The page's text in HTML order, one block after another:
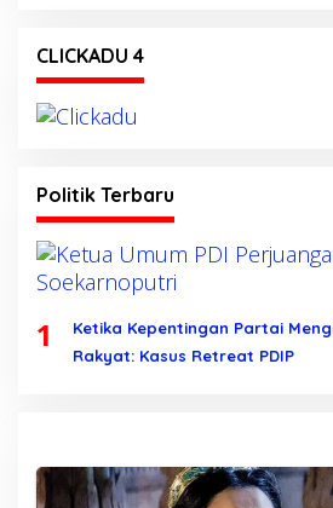
CLICKADU 4
Politik Terbaru
1
Ketika Kepentingan Partai
Rakyat: Kasus Retreat PDIP